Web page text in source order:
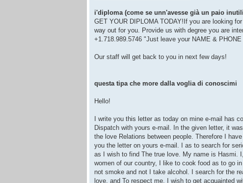
i'diploma (come se unn'avesse già un paio
GET YOUR DIPLOMA TODAY!If you are looking
way out for you. Provide us with degree you are
+1.718.989.5746 "Just leave your NAME &
Our staff will get back to you in next few days!
questa tipa che more dalla voglia di conoscimi
Hello!
I write you this letter as today on mine e-mail has
Dispatch with yours e-mail. In the given letter, it
the love Relations between people. Therefore I
you the letter on yours e-mail. I as to search for
as I wish to find The true love. My name is Hasmi.
women of our country, I like to cook food as to go
not smoke and not I take alcohol. I search for the
love, and To respect me. I wish to get acquainted